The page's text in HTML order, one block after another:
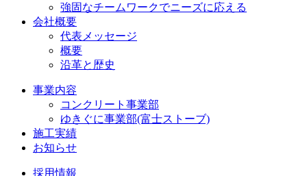
強固なチームワークでニーズに応える
会社概要
代表メッセージ
概要
沿革と歴史
事業内容
コンクリート事業部
ゆきぐに事業部(富士ストーブ)
施工実績
お知らせ
採用情報